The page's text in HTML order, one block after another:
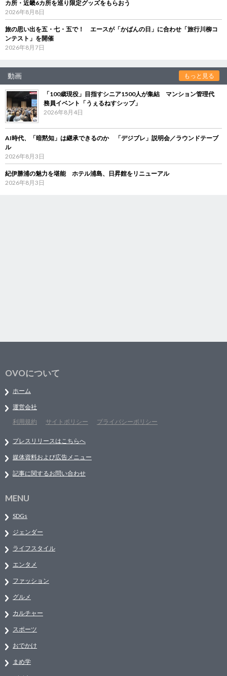
カ所・近畿6カ所を巡り限定グッズをもらおう
2026年8月8日
旅の思い出を五・七・五で！ エースが「かばんの日」に合わせ「旅行川柳コ
ンテスト」を開催
2026年8月7日
動画 もっと見る
「100歳現役」目指すシニア1500人が集結 マンション管理代
務員イベント「うぇるねすシップ」
2026年8月4日
AI時代、「暗黙知」は継承できるのか 「デジブレ」説明会／ラウンドテーブ
ル
2026年8月3日
紀伊勝浦の魅力を堪能 ホテル浦島、日昇館をリニューアル
2026年8月3日
OVOについて
ホーム
運営会社
利用規約
サイトポリシー プライバシーポリシー
プレスリリースはこちらへ
媒体資料および広告メニュー
記事に関するお問い合わせ
MENU
SDGs
ジェンダー
ライフスタイル
エンタメ
ファッション
グルメ
カルチャー
スポーツ
おでかけ
まめ学